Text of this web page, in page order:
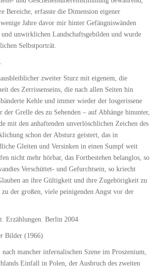
Bereiche, erfasste die Dimension eigener
Jahre davor mir hinter Gefängniswänden
unwirklichen Landschaftsgebilden und wurde
Selbstporträt.
zweiter Sturz mit eigenem, die
des Zerrissenseins, die nach allen Seiten hin
Kehle und immer wieder der losgerissene
Grelle des zu Sehenden – auf Abhänge hinunter,
mit den anhaftenden unverlöschlichen Zeichen des
schon der Absturz geistert, das in
Gleiten und Versinken in einen Sumpf weit
nicht mehr hörbar, das Fortbestehen belanglos, so
Verschüttet- und Gefurchtsein, so kriecht
an ihre Gültigkeit und ihre Zugehörigkeit zu
der großen, viele peinigenden Angst vor der
Erzählungen. Berlin 2004
Bilder (1966)
mancher infernalischen Szene im Proszenium,
Einfall in Polen, der Ausbruch des zweiten